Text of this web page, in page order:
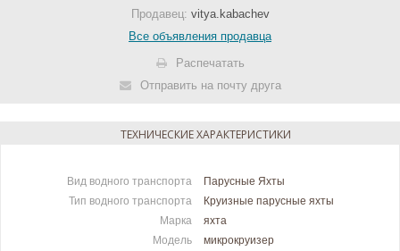
Продавец: vitya.kabachev
Все объявления продавца
Распечатать
Отправить на почту друга
ТЕХНИЧЕСКИЕ ХАРАКТЕРИСТИКИ
Вид водного транспорта
Парусные Яхты
Тип водного транспорта
Круизные парусные яхты
Марка
яхта
Модель
микрокруизер